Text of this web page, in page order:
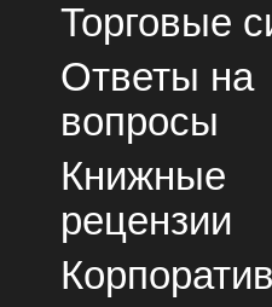
Торговые
Ответы на
вопросы
Книжные
рецензии